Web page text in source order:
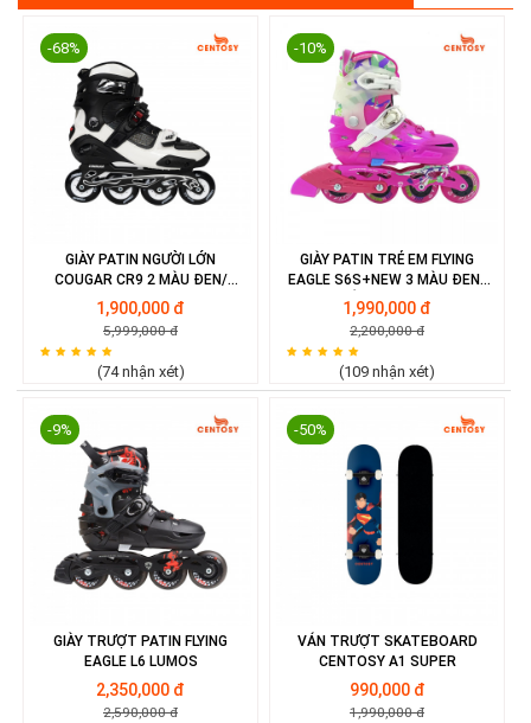
-68%
GIÀY PATIN NGƯỜI LỚN
COUGAR CR9 2 MÀU ĐEN/
XANH
1,900,000 đ
5,999,000 đ
(74 nhận xét)
-10%
GIÀY PATIN TRẺ EM FLYING
EAGLE S6S+NEW 3 MÀU ĐEN/
HỒNG/ XANH
1,990,000 đ
2,200,000 đ
(109 nhận xét)
-9%
GIÀY TRƯỢT PATIN FLYING
EAGLE L6 LUMOS
2,350,000 đ
2,590,000 đ
-50%
VÁN TRƯỢT SKATEBOARD
CENTOSY A1 SUPER
990,000 đ
1,990,000 đ